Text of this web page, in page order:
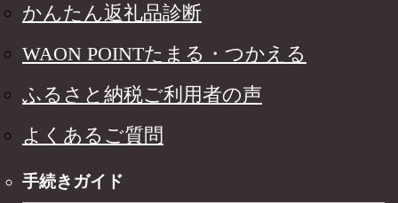
かんたん返礼品診断
WAON POINTたまる・つかえる
ふるさと納税ご利用者の声
よくあるご質問
手続きガイド